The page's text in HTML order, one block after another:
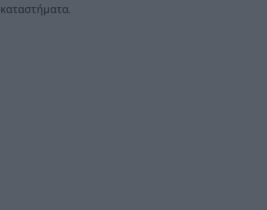
καταστήματα.